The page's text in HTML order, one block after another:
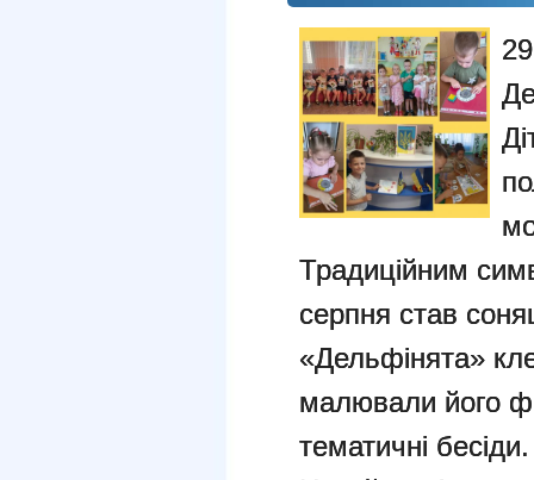
Традиційним
серпня став
«Дельфінята»
малювали його
тематичні бесіди.